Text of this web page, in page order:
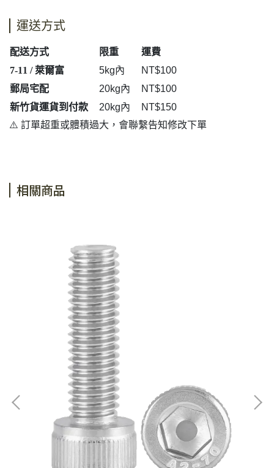
運送方式
配送方式 限重
運費
7-11 / 萊爾富
5kg內
NT$100
郵局宅配
20kg內
NT$100
新竹貨運貨到付款
20kg內
NT$150
⚠️ 訂單超重或體積過大，會聯繫告知修改下單
相關商品